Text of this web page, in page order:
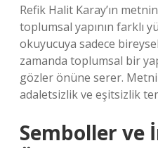
Refik Halit Karay’ın
toplumsal yapının farklı
okuyucuya sadece
zamanda toplumsal bir
gözler önüne serer.
adaletsizlik ve eşitsizlik
Semboller ve